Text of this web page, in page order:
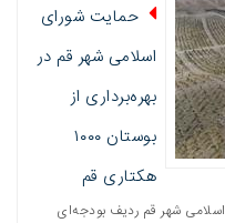
حمایت شورای
اسلامی شهر قم در
بهره‌برداری از
بوستان ۱۰۰۰
هکتاری قم
شهر قم ردیف بودجه‌ای